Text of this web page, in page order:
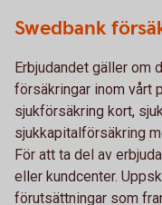
Swedbank
Erbjudandet gäller om
försäkringar inom vårt
sjukförsäkring kort,
sjukkapitalförsäkring
För att ta del av
eller kundcenter.
förutsättningar som